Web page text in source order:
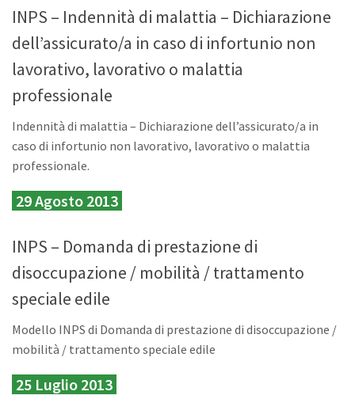
INPS – Indennità di malattia – Dichiarazione
dell’assicurato/a in caso di infortunio non
lavorativo, lavorativo o malattia
professionale
Indennità di malattia – Dichiarazione dell’assicurato/a in
caso di infortunio non lavorativo, lavorativo o malattia
professionale.
29 Agosto 2013
INPS – Domanda di prestazione di
disoccupazione / mobilità / trattamento
speciale edile
Modello INPS di Domanda di prestazione di disoccupazione /
mobilità / trattamento speciale edile
25 Luglio 2013